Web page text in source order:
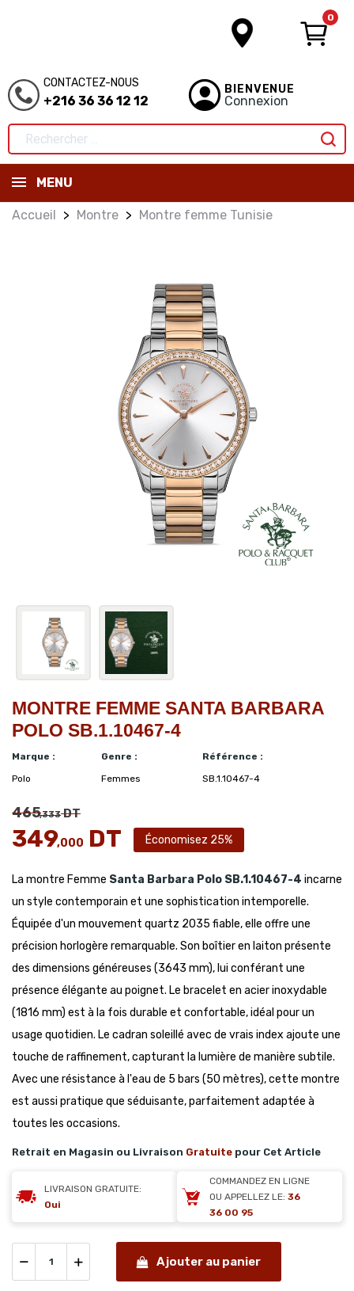
0
CONTACTEZ-NOUS
+216 36 36 12 12
BIENVENUE
Connexion
MENU
Accueil Montre Montre femme Tunisie
MONTRE FEMME SANTA BARBARA
POLO SB.1.10467-4
Marque :
Polo
Genre :
Femmes
Référence :
SB.1.10467-4
465,333DT
349,000 DT Économisez 25%
La montre Femme Santa Barbara Polo SB.1.10467-4 incarne
un style contemporain et une sophistication intemporelle.
Équipée d'un mouvement quartz 2035 fiable, elle offre une
précision horlogère remarquable. Son boîtier en laiton présente
des dimensions généreuses (3643 mm), lui conférant une
présence élégante au poignet. Le bracelet en acier inoxydable
(1816 mm) est à la fois durable et confortable, idéal pour un
usage quotidien. Le cadran soleillé avec de vrais index ajoute une
touche de raffinement, capturant la lumière de manière subtile.
Avec une résistance à l'eau de 5 bars (50 mètres), cette montre
est aussi pratique que séduisante, parfaitement adaptée à
toutes les occasions.
Retrait en Magasin ou Livraison Gratuite pour Cet Article
LIVRAISON GRATUITE:
Oui
COMMANDEZ EN LIGNE
OU APPELLEZ LE: 36
36 00 95
Ajouter au panier